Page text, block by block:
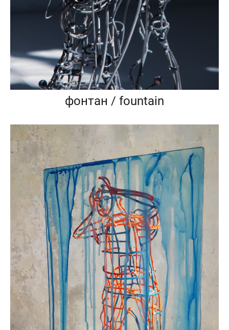
фонтан / fountain